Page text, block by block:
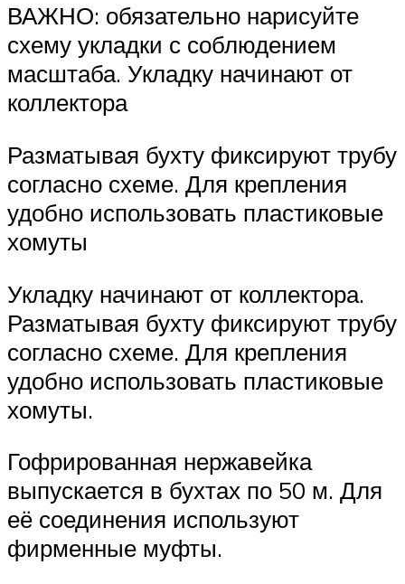
ВАЖНО: обязательно нарисуйте
схему укладки с соблюдением
масштаба. Укладку начинают от
коллектора
Разматывая бухту фиксируют трубу
согласно схеме. Для крепления
удобно использовать пластиковые
хомуты
Укладку начинают от коллектора.
Разматывая бухту фиксируют трубу
согласно схеме. Для крепления
удобно использовать пластиковые
хомуты.
Гофрированная нержавейка
выпускается в бухтах по 50 м. Для
её соединения используют
фирменные муфты.